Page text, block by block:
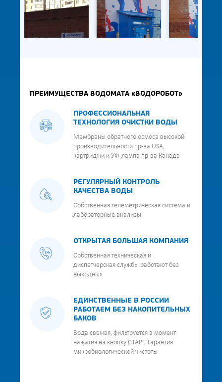
ПРЕИМУЩЕСТВА ВОДОМАТА «ВОДОРОБОТ»
ПРОФЕССИОНАЛЬНАЯ
ТЕХНОЛОГИЯ ОЧИСТКИ ВОДЫ
Мембраны обратного осмоса высокой
производительности пр-ва USA,
картриджи и УФ-лампа пр-ва Канада
РЕГУЛЯРНЫЙ КОНТРОЛЬ
КАЧЕСТВА ВОДЫ
Собственная телеметрическая система и
лабораторные анализы
ОТКРЫТАЯ БОЛЬШАЯ КОМПАНИЯ
Собственная техническая и
диспетчерская службы работают без
выходных
ЕДИНСТВЕННЫЕ В РОССИИ
РАБОТАЕМ БЕЗ НАКОПИТЕЛЬНЫХ
БАКОВ
Вода свежая, фильтруется в момент
нажатия на кнопку СТАРТ. Гарантия
микробиологической чистоты